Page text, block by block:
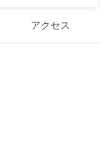
アクセス